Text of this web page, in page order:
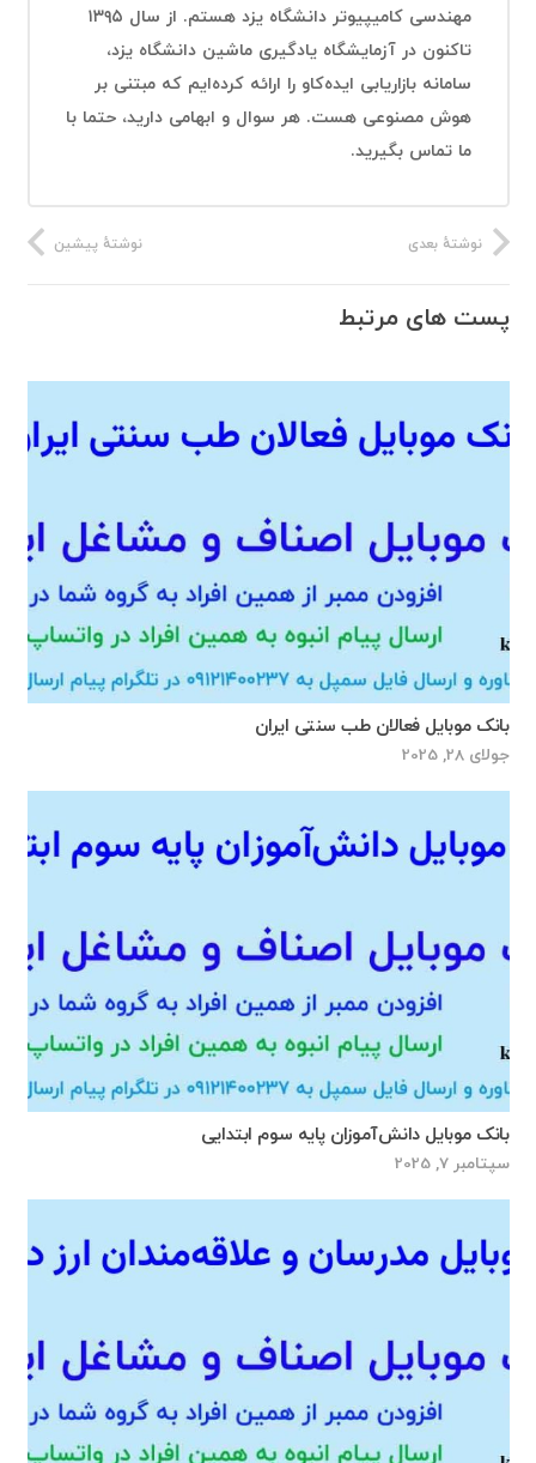
مهندسی کامیپیوتر دانشگاه یزد هستم. از سال ۱۳۹۵
تاکنون در آزمایشگاه یادگیری ماشین دانشگاه یزد،
سامانه بازاریابی ایده‌کاو را ارائه کرده‌ایم که مبتنی بر
هوش مصنوعی هست. هر سوال و ابهامی دارید، حتما با
ما تماس بگیرید.
نوشتهٔ پیشین نوشتهٔ بعدی
پست های مرتبط
بانک موبایل فعالان طب سنتی ایران
جولای 28, 2025
بانک موبایل دانش‌آموزان پایه سوم ابتدایی
سپتامبر 7, 2025